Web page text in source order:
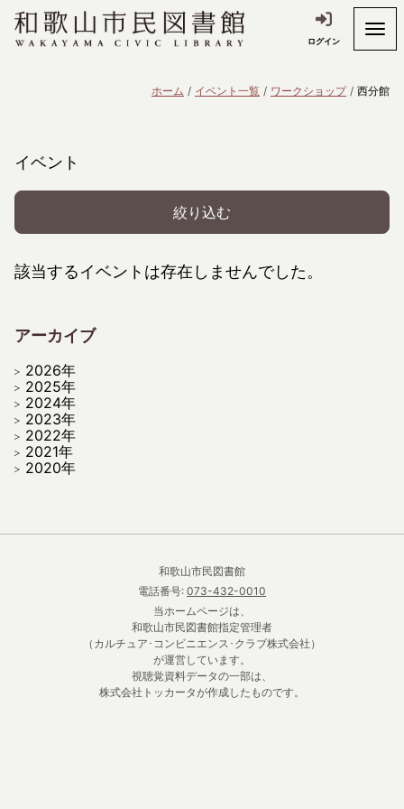
ログイン
ホーム イベント一覧 ワークショップ 西分館
イベント
絞り込む
該当するイベントは存在しませんでした。
アーカイブ
2026年
2025年
2024年
2023年
2022年
2021年
2020年
和歌山市民図書館
電話番号: 073-432-0010
当ホームページは、
和歌山市民図書館指定管理者
（カルチュア･コンビニエンス･クラブ株式会社）
が運営しています。
視聴覚資料データの一部は、
株式会社トッカータが作成したものです。